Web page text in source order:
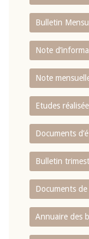
Bulletin
Note
Note
Etudes
Documents
Bulletin
Documents de
Annuaire des